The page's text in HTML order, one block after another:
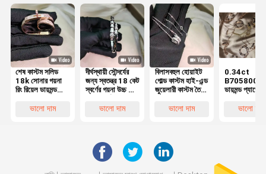
শেষ কাস্টম সলিড
18k সোনার গয়না
রিং রিয়েল ডায়মন্ড
ভালো দাম
দীর্ঘস্থায়ী সৌন্দর্যের
জন্য স্বতন্ত্র 18 কেট
স্বর্ণের গয়না উচ্চ শেষ
কাস্টমাইজেশন
ভালো দাম
বিলাসবহুল হোয়াইট
গোল্ড কাস্টম হাই-এন্ড
জুয়েলারী কাস্টম তৈরি
ভালো দাম
0.34ct
B7058000
ডায়মন্ড
নেকলেস ব্র্যান্ড
ভালো দাম